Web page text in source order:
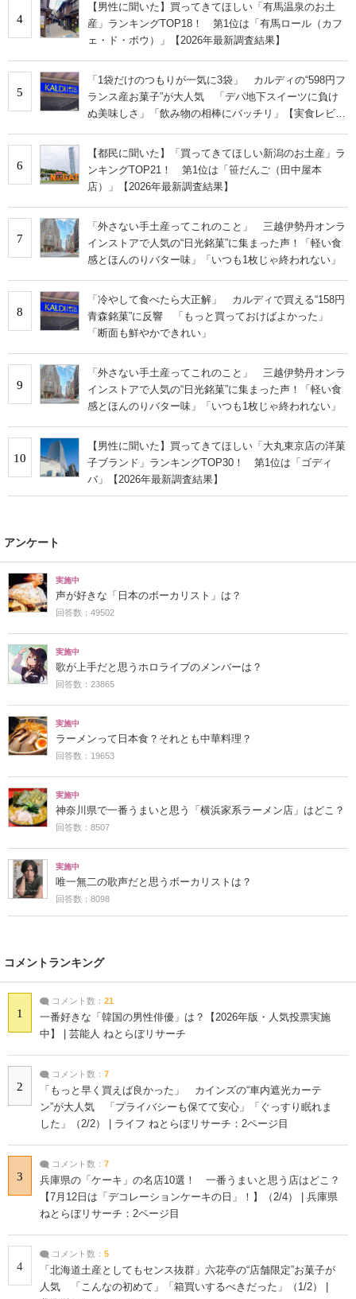
4
【男性に聞いた】買ってきてほしい「有馬温泉のお土
産」ランキングTOP18！ 第1位は「有馬ロール（カフ
ェ・ド・ボウ）」【2026年最新調査結果】
5
「1袋だけのつもりが一気に3袋」 カルディの“598円フ
ランス産お菓子”が大人気 「デパ地下スイーツに負け
ぬ美味しさ」「飲み物の相棒にバッチリ」【実食レビュ
6
【都民に聞いた】「買ってきてほしい新潟のお土産」ラ
ンキングTOP21！ 第1位は「笹だんご（田中屋本
店）」【2026年最新調査結果】
7
「外さない手土産ってこれのこと」 三越伊勢丹オンラ
インストアで人気の“日光銘菓”に集まった声！「軽い食
感とほんのりバター味」「いつも1枚じゃ終われない」
8
「冷やして食べたら大正解」 カルディで買える“158円
青森銘菓”に反響 「もっと買っておけばよかった」
「断面も鮮やかできれい」
9
「外さない手土産ってこれのこと」 三越伊勢丹オンラ
インストアで人気の“日光銘菓”に集まった声！「軽い食
感とほんのりバター味」「いつも1枚じゃ終われない」
10
【男性に聞いた】買ってきてほしい「大丸東京店の洋菓
子ブランド」ランキングTOP30！ 第1位は「ゴディ
バ」【2026年最新調査結果】
アンケート
実施中
声が好きな「日本のボーカリスト」は？
回答数：49502
実施中
歌が上手だと思うホロライブのメンバーは？
回答数：23865
実施中
ラーメンって日本食？それとも中華料理？
回答数：19653
実施中
神奈川県で一番うまいと思う「横浜家系ラーメン店」はどこ？
回答数：8507
実施中
唯一無二の歌声だと思うボーカリストは？
回答数：8098
コメントランキング
1
コメント数： 21
一番好きな「韓国の男性俳優」は？【2026年版・人気投票実施
中】 | 芸能人 ねとらぼリサーチ
2
コメント数： 7
「もっと早く買えば良かった」 カインズの“車内遮光カーテ
ン”が大人気 「プライバシーも保てて安心」「ぐっすり眠れま
した」（2/2） | ライフ ねとらぼリサーチ：2ページ目
3
コメント数： 7
兵庫県の「ケーキ」の名店10選！ 一番うまいと思う店はどこ？
【7月12日は「デコレーションケーキの日」！】（2/4） | 兵庫県
ねとらぼリサーチ：2ページ目
4
コメント数： 5
「北海道土産としてもセンス抜群」六花亭の“店舗限定”お菓子が
人気 「こんなの初めて」「箱買いするべきだった」（1/2） |